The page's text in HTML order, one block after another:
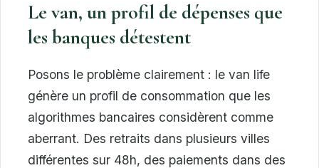
Le van, un profil de dépenses que
les banques détestent
Posons le problème clairement : le van life
génère un profil de consommation que les
algorithmes bancaires considèrent comme
aberrant. Des retraits dans plusieurs villes
différentes sur 48h, des paiements dans des